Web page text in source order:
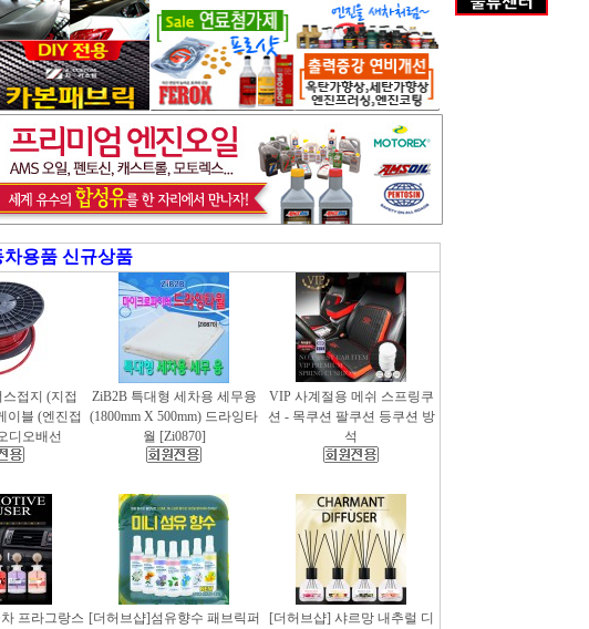
용품 신규상품
접지 (지접
이블 (엔진접
디오배선
ZiB2B 특대형 세차용 세무융
(1800mm X 500mm) 드라잉타
월 [Zi0870]
VIP 사계절용 메쉬 스프링쿠
션 - 목쿠션 팔쿠션 등쿠션 방
석
프라그랑스 [더허브샵]섬유향수 패브릭퍼
[더허브샵] 샤르망 내추럴 디